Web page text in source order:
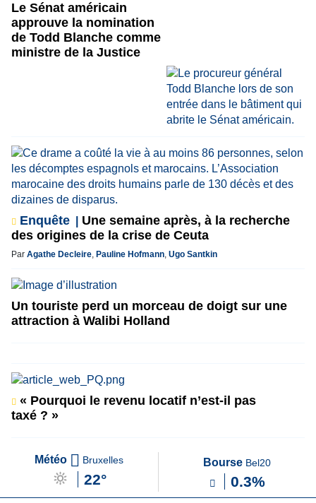
Le Sénat américain
approuve la nomination
de Todd Blanche comme
ministre de la Justice
Enquête
Une semaine après, à la recherche
des origines de la crise de Ceuta
Par Agathe Decleire, Pauline Hofmann, Ugo Santkin
Un touriste perd un morceau de doigt sur une
attraction à Walibi Holland
« Pourquoi le revenu locatif n’est-il pas
taxé ? »
Météo Bruxelles
22°
Bourse Bel20
0.3%